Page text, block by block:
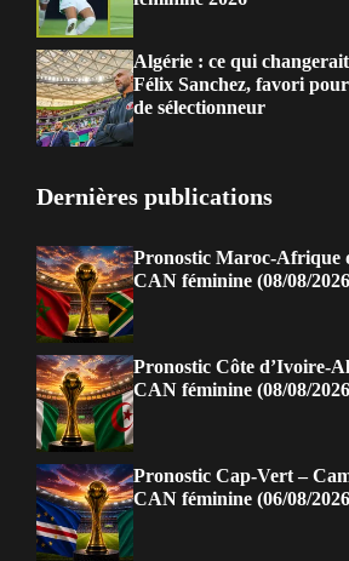
Algérie : ce qui
Félix Sanchez, favori
de sélectionneur
Dernières publications
Pronostic Maroc-Afrique
CAN féminine (08/08/
Pronostic Côte d’Ivoire-
CAN féminine (08/08/
Pronostic Cap-Vert –
CAN féminine (06/08/